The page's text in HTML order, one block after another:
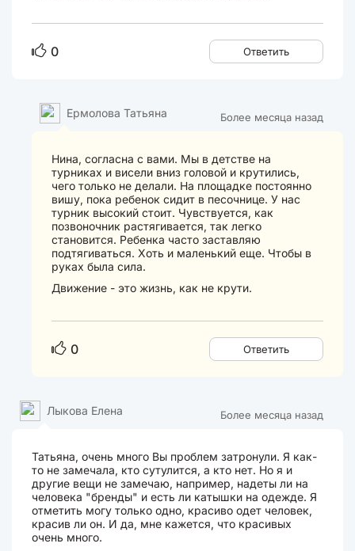
0 Ответить
Более месяца назад
Ермолова Татьяна
Нина, согласна с вами. Мы в детстве на
турниках и висели вниз головой и крутились,
чего только не делали. На площадке постоянно
вишу, пока ребенок сидит в песочнице. У нас
турник высокий стоит. Чувствуется, как
позвоночник растягивается, так легко
становится. Ребенка часто заставляю
подтягиваться. Хоть и маленький еще. Чтобы в
руках была сила.
Движение - это жизнь, как не крути.
0 Ответить
Более месяца назад
Лыкова Елена
Татьяна, очень много Вы проблем затронули. Я как-
то не замечала, кто сутулится, а кто нет. Но я и
другие вещи не замечаю, например, надеты ли на
человека "бренды" и есть ли катышки на одежде. Я
отметить могу только одно, красиво одет человек,
красив ли он. И да, мне кажется, что красивых
очень много.